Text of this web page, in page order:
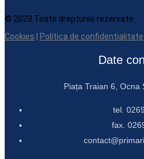
© 2023 Toate drepturile rezervate
Cookies
Politica de confidentialitate
Date
Piața Traian 6, Ocna
tel.
fax.